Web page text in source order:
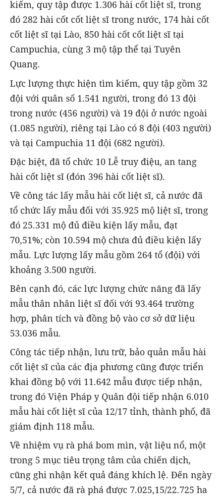
kiếm, quy tập được 1.306 hài cốt liệt sĩ, trong
đó 282 hài cốt cốt liệt sĩ trong nước, 174 hài cốt
cốt liệt sĩ tại Lào, 850 hài cốt cốt liệt sĩ tại
Campuchia, cùng 3 mộ tập thể tại Tuyên
Quang.
Lực lượng thực hiện tìm kiếm, quy tập gồm 32
đội với quân số 1.541 người, trong đó 13 đội
trong nước (456 người) và 19 đội ở nước ngoài
(1.085 người), riêng tại Lào có 8 đội (403 người)
và tại Campuchia 11 đội (682 người).
Đặc biệt, đã tổ chức 10 Lễ truy điệu, an tang
hài cốt liệt sĩ (đón 396 hài cốt liệt sĩ).
Về công tác lấy mẫu hài cốt liệt sĩ, cả nước đã
tổ chức lấy mẫu đối với 35.925 mộ liệt sĩ, trong
đó 25.331 mộ đủ điều kiện lấy mẫu, đạt
70,51%; còn 10.594 mộ chưa đủ điều kiện lấy
mẫu. Lực lượng lấy mẫu gồm 264 tổ (đội) với
khoảng 3.500 người.
Bên cạnh đó, các lực lượng chức năng đã lấy
mẫu thân nhân liệt sĩ đối với 93.464 trường
hợp, phân tích và đồng bộ vào cơ sở dữ liệu
53.036 mẫu.
Công tác tiếp nhận, lưu trữ, bảo quản mẫu hài
cốt liệt sĩ của các địa phương cũng được triển
khai đồng bộ với 11.642 mẫu được tiếp nhận,
trong đó Viện Pháp y Quân đội tiếp nhận 6.010
mẫu hài cốt liệt sĩ của 12/17 tỉnh, thành phố, đã
giám định 118 mẫu.
Về nhiệm vụ rà phá bom mìn, vật liệu nổ, một
trong 5 mục tiêu trọng tâm của chiến dịch,
cũng ghi nhận kết quả đáng khích lệ. Đến ngày
5/7, cả nước đã rà phá được 7.025,15/22.725 ha